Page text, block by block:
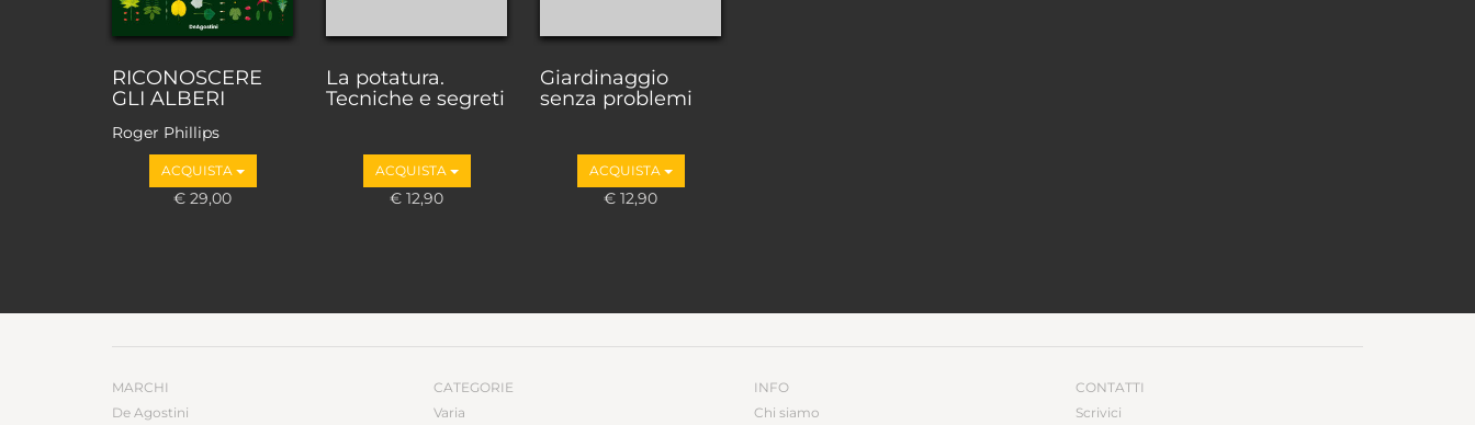
RICONOSCERE
GLI ALBERI
Roger Phillips
ACQUISTA
€ 29,00
La potatura.
Tecniche e segreti
ACQUISTA
€ 12,90
Giardinaggio
senza problemi
ACQUISTA
€ 12,90
MARCHI
De Agostini
CATEGORIE
Varia
INFO
Chi siamo
CONTATTI
Scrivici